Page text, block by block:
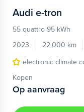
Audi e-tron
55 quattro 95 kWh
2023
22.000 km
electronic climate
Kopen
Op aanvraag